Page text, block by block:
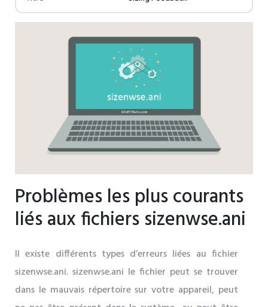
Problèmes les plus courants
liés aux fichiers sizenwse.ani
Il existe différents types d’erreurs liées au fichier
sizenwse.ani. sizenwse.ani le fichier peut se trouver
dans le mauvais répertoire sur votre appareil, peut